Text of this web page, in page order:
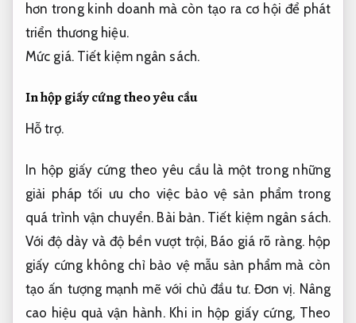
hơn trong kinh doanh mà còn tạo ra cơ hội để phát
triển thương hiệu.
Mức giá. Tiết kiệm ngân sách.
In hộp giấy cứng theo yêu cầu
Hỗ trợ.
In hộp giấy cứng theo yêu cầu là một trong những
giải pháp tối ưu cho việc bảo vệ sản phẩm trong
quá trình vận chuyển. Bài bản. Tiết kiệm ngân sách.
Với độ dày và độ bền vượt trội, Báo giá rõ ràng.hộp
giấy cứng không chỉ bảo vệ mẫu sản phẩm mà còn
tạo ấn tượng mạnh mẽ với chủ đầu tư. Đơn vị. Nâng
cao hiệu quả vận hành.Khi in hộp giấy cứng, Theo